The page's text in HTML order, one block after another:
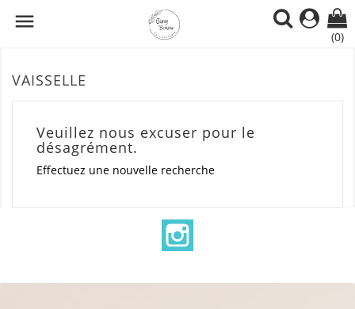

(0)
VAISSELLE
Veuillez nous excuser pour le
désagrément.
Effectuez une nouvelle recherche